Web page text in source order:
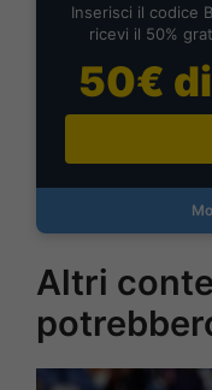
Inserisci il codice
ricevi il 50%
50€
Altri